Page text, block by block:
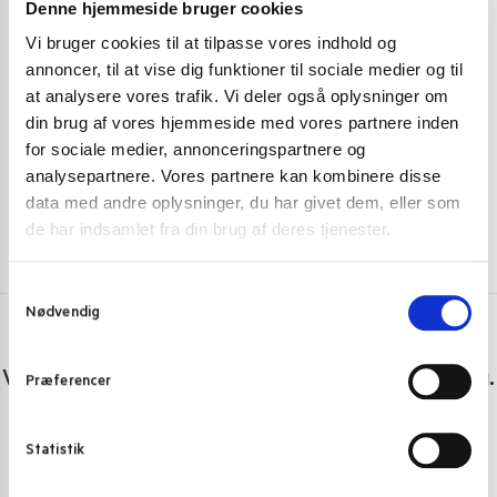
Denne hjemmeside bruger cookies
Vi bruger cookies til at tilpasse vores indhold og
annoncer, til at vise dig funktioner til sociale medier og til
at analysere vores trafik. Vi deler også oplysninger om
din brug af vores hjemmeside med vores partnere inden
for sociale medier, annonceringspartnere og
analysepartnere. Vores partnere kan kombinere disse
data med andre oplysninger, du har givet dem, eller som
de har indsamlet fra din brug af deres tjenester.
Nødvendig
Præferencer
Statistik
JUICE, FRUGTDRIK OG ØVRIGE DRIKKE ,JUL
Mogu Mogu Mango Drik Med Nata de Coco jelly 320 ml.
17,00kr.
Tilføj til kurv
Fra
Vi er lige her. Kundeservice sidder klar til at hjælpe dig.